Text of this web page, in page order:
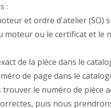
:
et ordre d'atelier (SO)
moteur ou le certificat et le
de la pièce dans le
de page dans le
le numéro de pièce
puis nous